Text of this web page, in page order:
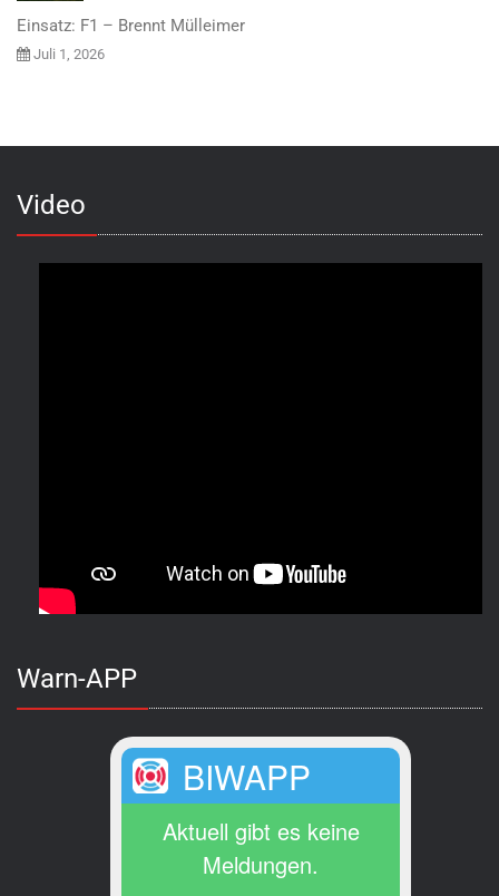
Einsatz: F1 – Brennt Mülleimer
Juli 1, 2026
Video
Warn-APP
BIWAPP
Aktuell gibt es keine
Meldungen.